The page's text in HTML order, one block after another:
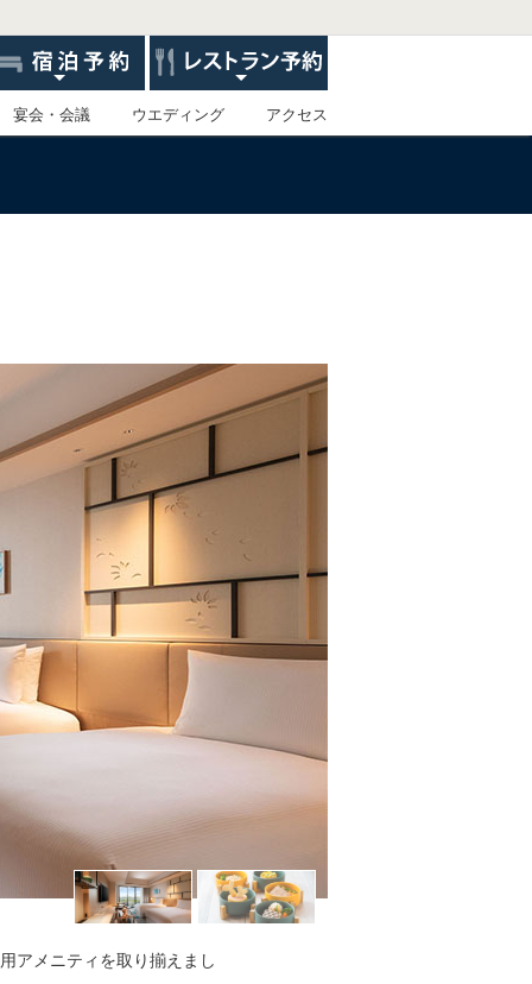
宴会・会議 ウエディング アクセス
アメニティを取り揃えまし